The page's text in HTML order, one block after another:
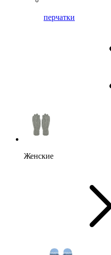
перчатки
Женские